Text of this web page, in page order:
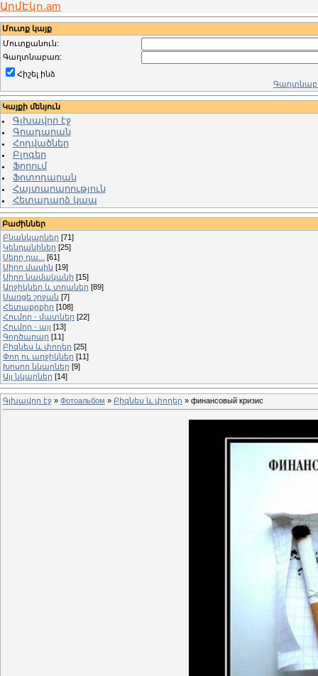
ԱրմԷկո.am
Մուտք կայք
Մուտքանուն:
Գաղտնաբառ:
Հիշել ինձ
Կայքի մենյուն
Գլխավոր էջ
Գրադարան
Հոդվածներ
Բլոգեր
Ֆորում
Ֆոտոդարան
Հայտարարություն
Հետադարձ կապ
Բաժիններ
Բնանկարներ [71]
Կենդանիներ [25]
Սերը դա...
[61]
Սիրո մասին [19]
Սիրո նամականի [15]
Աղջիկներ և տղաներ [89]
Սառցե շրջան [7]
Հետաքրքիր [108]
Հումոր - մատներ [22]
Հումոր - այլ [13]
Գործարար [11]
Բիզնես և փողեր [25]
Փող ու աղջիկներ [11]
Խոսող նկարներ [9]
Այլ նկարներ [14]
Գլխավոր էջ » Фотоальбом » Բիզնես և փողեր » финансовый кризис